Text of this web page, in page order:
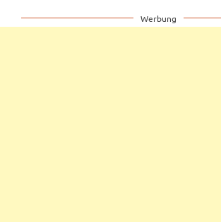
Werbung